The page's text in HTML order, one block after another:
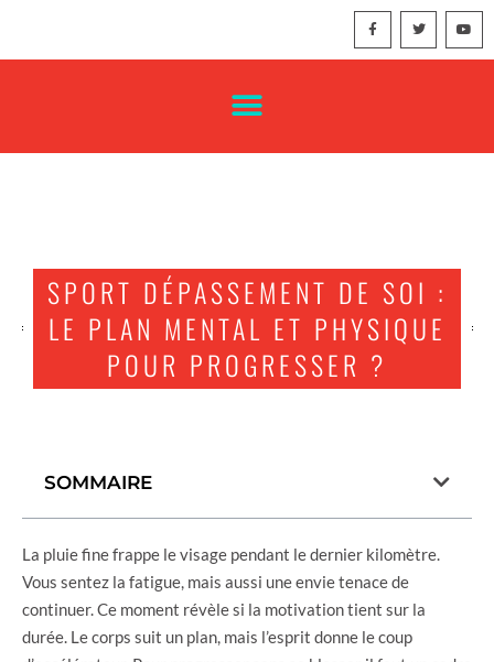
SPORT DÉPASSEMENT DE SOI :
LE PLAN MENTAL ET PHYSIQUE
POUR PROGRESSER ?
SOMMAIRE
La pluie fine frappe le visage pendant le dernier kilomètre.
Vous sentez la fatigue, mais aussi une envie tenace de
continuer. Ce moment révèle si la motivation tient sur la
durée. Le corps suit un plan, mais l’esprit donne le coup